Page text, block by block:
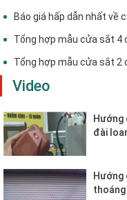
Báo giá hấp dẫn nhất về
Tổng hợp mẫu cửa sắt 4
Tổng hợp mẫu cửa sắt 2
Video
Hướng
đài
Hướng
thoáng